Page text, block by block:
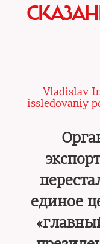
Vladislav
issledovaniy
единое